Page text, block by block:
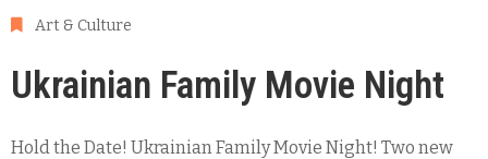
Art & Culture
Ukrainian Family Movie Night
Hold the Date! Ukrainian Family Movie Night! Two new